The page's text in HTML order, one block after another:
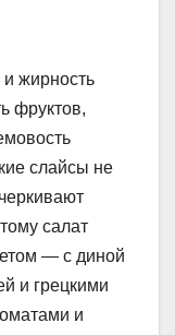
и жирность
фруктов,
слайсы не
салат
— с диной
и грецкими
и